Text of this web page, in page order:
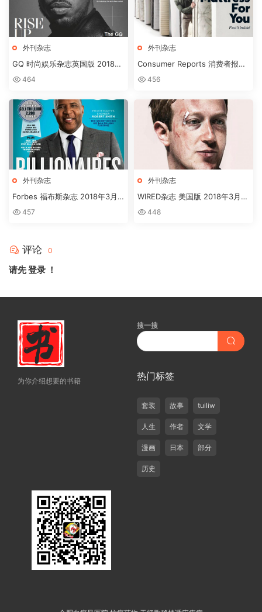
外刊杂志
GQ 时尚娱乐杂志英国版 2018年
3月刊下载
464
外刊杂志
Consumer Reports 消费者报告
杂志 2018年3月刊下载
456
外刊杂志
Forbes 福布斯杂志 2018年3月
刊下载
457
外刊杂志
WIRED杂志 美国版 2018年3月刊
高清英文版订阅下载
448
评论 0
请先登录 ！
为你介绍想要的书籍
搜一搜
热门标签
套装 故事 tuiliw
人生 作者 文学
漫画 日本 部分
历史